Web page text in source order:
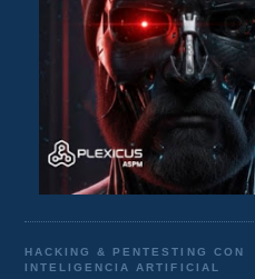
HACKING & PENTESTING CON
INTELIGENCIA ARTIFICIAL